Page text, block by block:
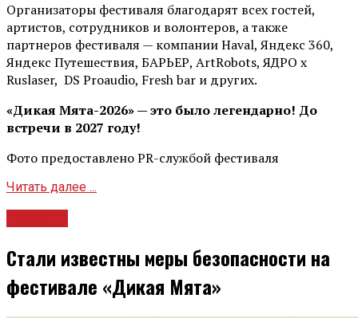
Организаторы фестиваля благодарят всех гостей,
артистов, сотрудников и волонтеров, а также
партнеров фестиваля — компании Haval, Яндекс 360,
Яндекс Путешествия, БАРЬЕР, ArtRobots, ЯДРО х
Ruslaser, DS Proaudio, Fresh bar и других.
«Дикая Мята-2026» — это было легендарно! До
встречи в 2027 году!
Фото предоставлено PR-службой фестиваля
Читать далее ...
Стали известны меры безопасности на
фестивале «Дикая Мята»